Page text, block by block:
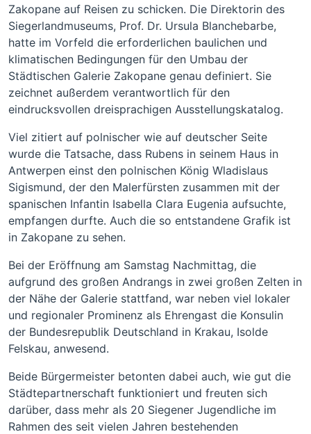
Zakopane auf Reisen zu schicken. Die Direktorin des
Siegerlandmuseums, Prof. Dr. Ursula Blanchebarbe,
hatte im Vorfeld die erforderlichen baulichen und
klimatischen Bedingungen für den Umbau der
Städtischen Galerie Zakopane genau definiert. Sie
zeichnet außerdem verantwortlich für den
eindrucksvollen dreisprachigen Ausstellungskatalog.
Viel zitiert auf polnischer wie auf deutscher Seite
wurde die Tatsache, dass Rubens in seinem Haus in
Antwerpen einst den polnischen König Wladislaus
Sigismund, der den Malerfürsten zusammen mit der
spanischen Infantin Isabella Clara Eugenia aufsuchte,
empfangen durfte. Auch die so entstandene Grafik ist
in Zakopane zu sehen.
Bei der Eröffnung am Samstag Nachmittag, die
aufgrund des großen Andrangs in zwei großen Zelten in
der Nähe der Galerie stattfand, war neben viel lokaler
und regionaler Prominenz als Ehrengast die Konsulin
der Bundesrepublik Deutschland in Krakau, Isolde
Felskau, anwesend.
Beide Bürgermeister betonten dabei auch, wie gut die
Städtepartnerschaft funktioniert und freuten sich
darüber, dass mehr als 20 Siegener Jugendliche im
Rahmen des seit vielen Jahren bestehenden